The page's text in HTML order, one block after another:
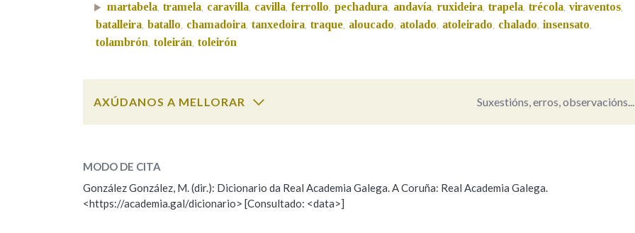
Contén Na fraseoloxía
Marcas gramaticais
martabela, tramela, caravilla, cavilla, ferrollo, pechadura, andavía, ruxideira, trapela, trécola, viraventos,
batalleira, batallo, chamadoira, tanxedoira, traque, aloucado, atolado, atoleirado, chalado, insensato,
tolambrón, toleirán, toleirón
AXÚDANOS A MELLORAR Suxestións, erros, observacións...
ESCOLLE UNHA OPCIÓN:
Observación Hai un erro na palabra Propoño mellorar a definición
MODO DE CITA
González González, M. (dir.): Dicionario da Real Academia Galega. A Coruña: Real Academia Galega.
<https://academia.gal/dicionario> [Consultado: <data>]